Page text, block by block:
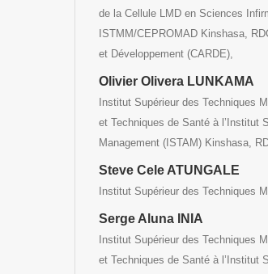
de la Cellule LMD en Sciences
ISTMM/CEPROMAD Kinshasa,
et Développement (CARDE),
Olivier Olivera LUNKAMA
Institut Supérieur des Techniques
et Techniques de Santé à l’Institut
Management (ISTAM) Kinshasa,
Steve Cele ATUNGALE
Institut Supérieur des Techniques
Serge Aluna INIA
Institut Supérieur des Techniques
et Techniques de Santé à l’Institut